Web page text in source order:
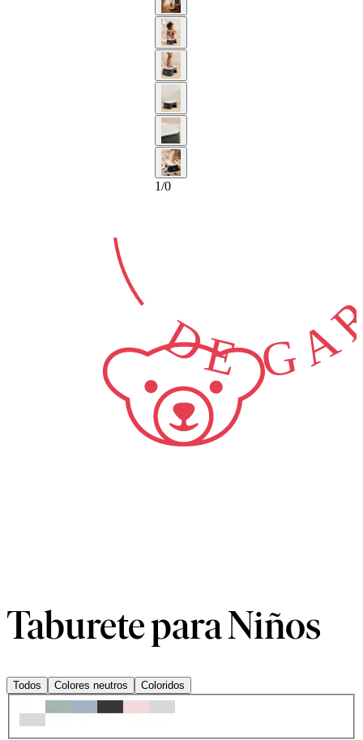
1/0
2-AÑOS
DE
Taburete para Niños
Todos Colores neutros Coloridos